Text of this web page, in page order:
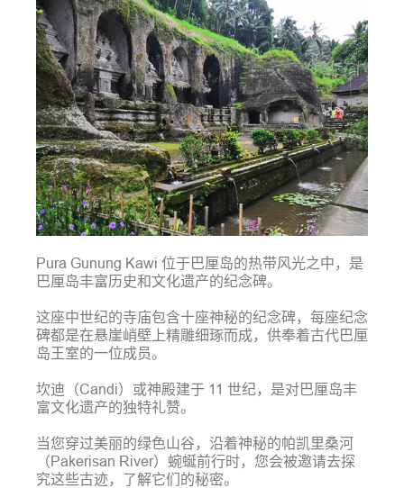
Pura Gunung Kawi 位于巴厘岛的热带风光之中，是
巴厘岛丰富历史和文化遗产的纪念碑。
这座中世纪的寺庙包含十座神秘的纪念碑，每座纪念
碑都是在悬崖峭壁上精雕细琢而成，供奉着古代巴厘
岛王室的一位成员。
坎迪（Candi）或神殿建于 11 世纪，是对巴厘岛丰
富文化遗产的独特礼赞。
当您穿过美丽的绿色山谷，沿着神秘的帕凯里桑河
（Pakerisan River）蜿蜒前行时，您会被邀请去探
究这些古迹，了解它们的秘密。